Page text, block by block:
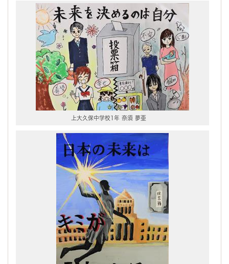
上大久保中学校1年 奈須 夢亜